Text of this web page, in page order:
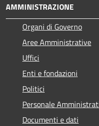
AMMINISTRAZIONE
Organi di Governo
Aree Amministrative
Uffici
Enti e fondazioni
Politici
Personale
Documenti e dati